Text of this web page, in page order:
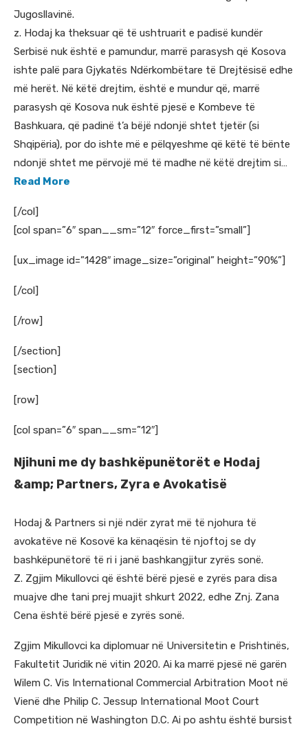
Jugosllavinë.
z. Hodaj ka theksuar që të ushtruarit e padisë kundër
Serbisë nuk është e pamundur, marrë parasysh që Kosova
ishte palë para Gjykatës Ndërkombëtare të Drejtësisë edhe
më herët. Në këtë drejtim, është e mundur që, marrë
parasysh që Kosova nuk është pjesë e Kombeve të
Bashkuara, që padinë t’a bëjë ndonjë shtet tjetër (si
Shqipëria), por do ishte më e pëlqyeshme që këtë të bënte
ndonjë shtet me përvojë më të madhe në këtë drejtim si…
Read More
[/col]
[col span=”6″ span__sm=”12″ force_first=”small”]
[ux_image id=”1428″ image_size=”original” height=”90%”]
[/col]
[/row]
[/section]
[section]
[row]
[col span=”6″ span__sm=”12″]
Njihuni me dy bashkëpunëtorët e Hodaj
&amp; Partners, Zyra e Avokatisë
Hodaj & Partners si një ndër zyrat më të njohura të
avokatëve në Kosovë ka kënaqësin të njoftoj se dy
bashkëpunëtorë të ri i janë bashkangjitur zyrës sonë.
Z. Zgjim Mikullovci që është bërë pjesë e zyrës para disa
muajve dhe tani prej muajit shkurt 2022, edhe Znj. Zana
Cena është bërë pjesë e zyrës sonë.
Zgjim Mikullovci ka diplomuar në Universitetin e Prishtinës,
Fakultetit Juridik në vitin 2020. Ai ka marrë pjesë në garën
Wilem C. Vis International Commercial Arbitration Moot në
Vienë dhe Philip C. Jessup International Moot Court
Competition në Washington D.C. Ai po ashtu është bursist